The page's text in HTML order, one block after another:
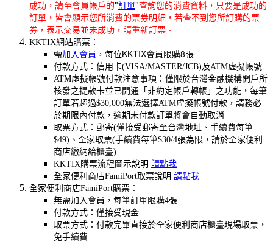
成功，請至會員帳戶的"訂單"查詢您的消費資料，只要是成功的
訂單，皆會顯示您所消費的票券明細，若查不到您所訂購的票
券，表示交易並未成功，請重新訂票。
KKTIX網站購票：
需加入會員 ， 每位KKTIX會員限購8張
付款方式：信用卡(VISA/MASTER/JCB)及ATM虛擬帳號
ATM虛擬帳號付款注意事項：僅限於台灣金融機構開戶所
核發之提款卡並已開通「非約定帳戶轉帳」之功能，每筆
訂單若超過$30,000無法選擇ATM虛擬帳號付款，請務必
於期限內付款，逾期未付款訂單將會自動取消
取票方式：郵寄(僅接受郵寄至台灣地址、手續費每筆
$49)、全家取票(手續費每筆$30/4張為限，請於全家便利
商店繳納給櫃臺)
KKTIX購票流程圖示說明 請點我
全家便利商店FamiPort取票說明 請點我
全家便利商店FamiPort購票：
無需加入會員，每筆訂單限購4張
付款方式：僅接受現金
取票方式：付款完畢直接於全家便利商店櫃臺現場取票，
免手續費